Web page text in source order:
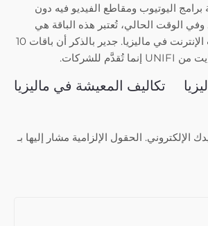
اليوتيوب ومقاطع الفيديو فيه دون
الوقت الحالي، تُعتبر هذه الباقة هي
الأفضل من بين باقات الإنترنت في ماليزيا. جدير بالذكر أن باقات 10
تکالیف المعیشة في ماليزيا
الإلكتروني. الحقول الإلزامية مشار إليها بـ